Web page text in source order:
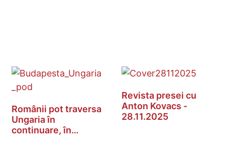
Românii pot traversa
Ungaria în
continuare, în…
Revista presei cu
Anton Kovacs -
28.11.2025